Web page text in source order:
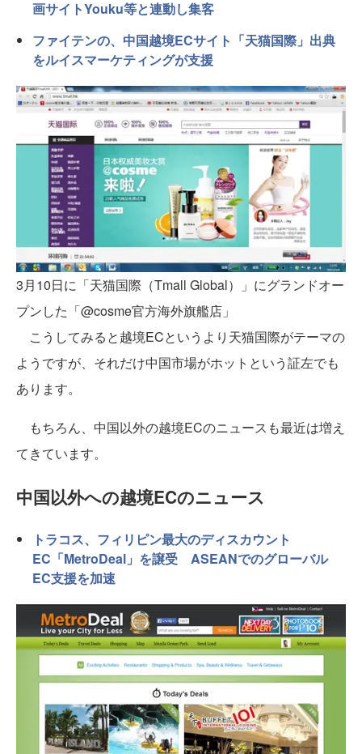
画サイトYouku等と連動し集客
ファイテンの、中国越境ECサイト「天猫国際」出典
をルイスマーケティングが支援
3月10日に「天猫国際（Tmall Global）」にグランドオー
プンした「@cosme官方海外旗艦店」
こうしてみると越境ECというより天猫国際がテーマの
ようですが、それだけ中国市場がホットという証左でも
あります。
もちろん、中国以外の越境ECのニュースも最近は増え
てきています。
中国以外への越境ECのニュース
トラコス、フィリピン最大のディスカウント
EC「MetroDeal」を譲受 ASEANでのグローバル
EC支援を加速